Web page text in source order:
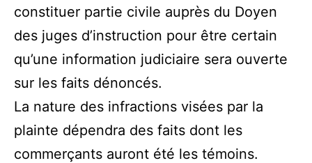
constituer partie civile auprès du Doyen
des juges d’instruction pour être certain
qu’une information judiciaire sera ouverte
sur les faits dénoncés.
La nature des infractions visées par la
plainte dépendra des faits dont les
commerçants auront été les témoins.